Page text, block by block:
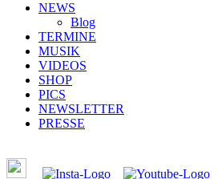
NEWS
Blog
TERMINE
MUSIK
VIDEOS
SHOP
PICS
NEWSLETTER
PRESSE